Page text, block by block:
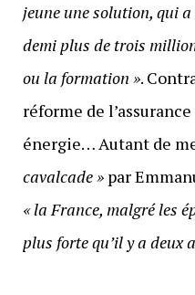
jeune une solution, qui
demi plus de trois
ou la formation ».
réforme de
énergie… Autant de
cavalcade »par
« la France, malgré les
plus forte qu’il y a deux